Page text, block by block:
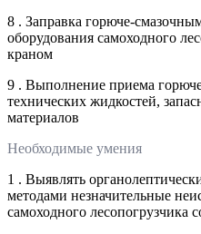
8 . Заправка горюче-
оборудования самоходного
краном
9 . Выполнение приема
технических жидкостей,
материалов
Необходимые умения
1 . Выявлять
методами незначительные
самоходного лесопогрузчика